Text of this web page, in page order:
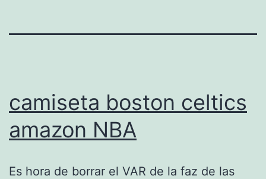
camiseta boston celtics
amazon NBA
Es hora de borrar el VAR de la faz de las